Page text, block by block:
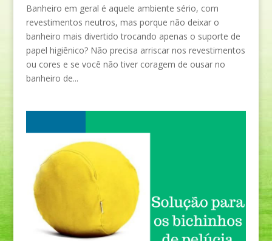
Banheiro em geral é aquele ambiente sério, com
revestimentos neutros, mas porque não deixar o
banheiro mais divertido trocando apenas o suporte de
papel higiênico? Não precisa arriscar nos revestimentos
ou cores e se você não tiver coragem de ousar no
banheiro de...